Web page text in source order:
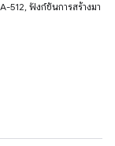
512, ฟังก์ชันการสร้างมา